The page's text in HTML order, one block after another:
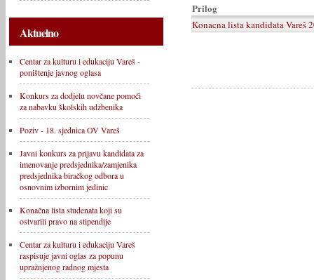
Aktuelno
Centar za kulturu i edukaciju Vareš -
poništenje javnog oglasa
Konkurs za dodjelu novčane pomoći
za nabavku školskih udžbenika
Poziv - 18. sjednica OV Vareš
Javni konkurs za prijavu kandidata za
imenovanje predsjednika/zamjenika
predsjednika biračkog odbora u
osnovnim izbornim jedinic
Konačna lista studenata koji su
ostvarili pravo na stipendije
Centar za kulturu i edukaciju Vareš
raspisuje javni oglas za popunu
upražnjenog radnog mjesta
Prilog
Konacna lista kandidata Vareš